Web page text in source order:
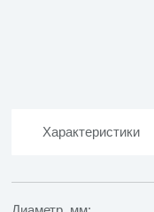
Характеристики